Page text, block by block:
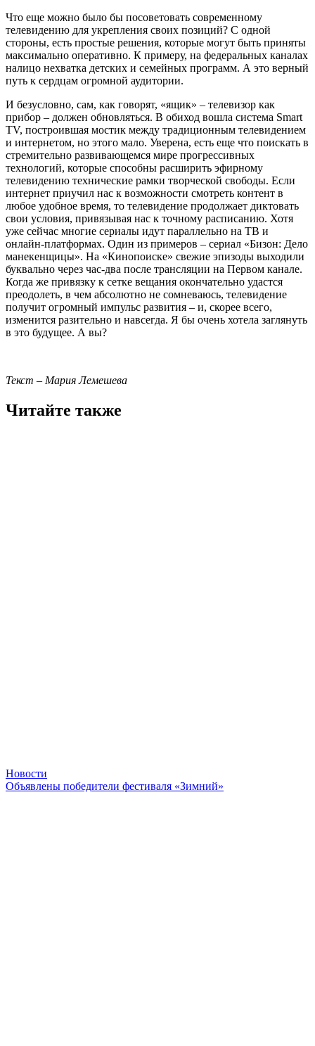
Что еще можно было бы посоветовать современному
телевидению для укрепления своих позиций? С одной
стороны, есть простые решения, которые могут быть приняты
максимально оперативно. К примеру, на федеральных каналах
налицо нехватка детских и семейных программ. А это верный
путь к сердцам огромной аудитории.
И безусловно, сам, как говорят, «ящик» – телевизор как
прибор – должен обновляться. В обиход вошла система Smart
TV, построившая мостик между традиционным телевидением
и интернетом, но этого мало. Уверена, есть еще что поискать в
стремительно развивающемся мире прогрессивных
технологий, которые способны расширить эфирному
телевидению технические рамки творческой свободы. Если
интернет приучил нас к возможности смотреть контент в
любое удобное время, то телевидение продолжает диктовать
свои условия, привязывая нас к точному расписанию. Хотя
уже сейчас многие сериалы идут параллельно на ТВ и
онлайн-платформах. Один из примеров – сериал «Бизон: Дело
манекенщицы». На «Кинопоиске» свежие эпизоды выходили
буквально через час-два после трансляции на Первом канале.
Когда же привязку к сетке вещания окончательно удастся
преодолеть, в чем абсолютно не сомневаюсь, телевидение
получит огромный импульс развития – и, скорее всего,
изменится разительно и навсегда. Я бы очень хотела заглянуть
в это будущее. А вы?
Текст – Мария Лемешева
Читайте также
Новости
Объявлены победители фестиваля «Зимний»